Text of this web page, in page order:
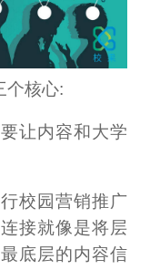
个核心:
让内容和大学
校园营销推广
接就像是将层
底层的内容信